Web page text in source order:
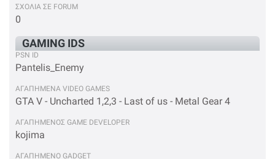
ΣΧΟΛΙΑ ΣΕ FORUM
0
GAMING IDS
PSN ID
Pantelis_Enemy
ΑΓΑΠΗΜΕΝΑ VIDEO GAMES
GTA V - Uncharted 1,2,3 - Last of us - Metal Gear 4
ΑΓΑΠΗΜΕΝΟΣ GAME DEVELOPER
kojima
ΑΓΑΠΗΜΕΝΟ GADGET